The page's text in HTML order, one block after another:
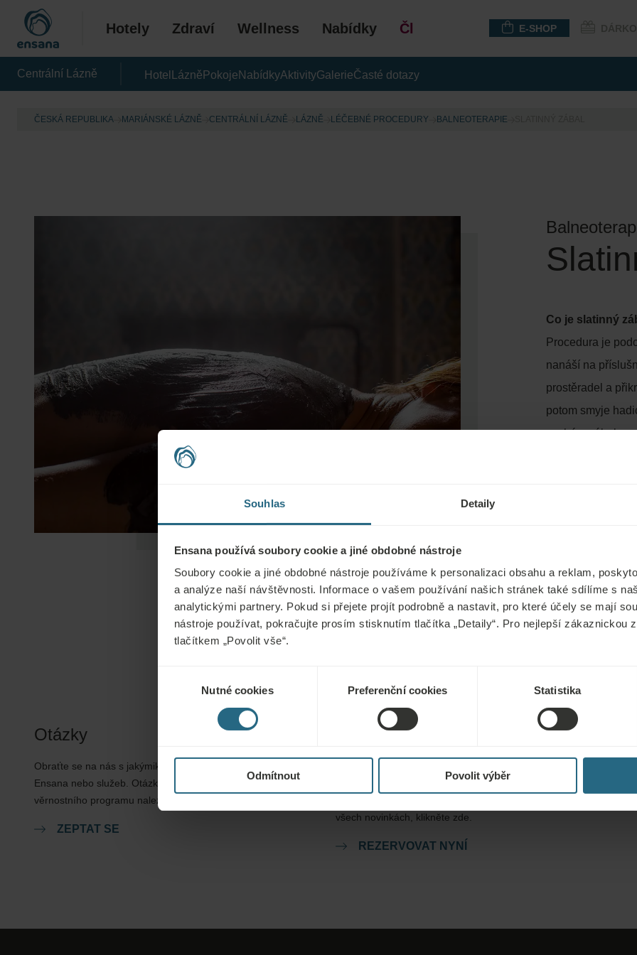
Souhlas Detaily
Ensana používá soubory cookie a jiné obdobné nástroje
Soubory cookie a jiné obdobné nástroje používáme k personalizaci obsahu a reklam,
a analýze naší návštěvnosti. Informace o vašem používání našich stránek také sdílíme s
analytickými partnery. Pokud si přejete projít podrobně a nastavit, pro které účely se mají
nástroje používat, pokračujte prosím stisknutím tlačítka „Detaily“. Pro nejlepší zákaznickou
tlačítkem „Povolit vše“.
Nutné cookies Preferenční cookies Statistika
Odmítnout Povolit výběr
Hotely Zdraví Wellness Nabídky Členství E-SHOP
Centrální Lázně Hotel Lázně Pokoje NabídkyAktivityGalerieČasté dotazy
ČESKÁ REPUBLIKA MARIÁNSKÉ LÁZNĚ CENTRÁLNÍ LÁZNĚ LÁZNĚ LÉČEBNÉ PROCEDURY BALNEOTERAPIE
Co je slatinný
Procedura je
nanáší na
prostěradel a
potom smyje
suchém zábalu.
Teplo ze slatiny
a pojivovou
se proto hodí
Lékařský
Otázky
Obraťte se na nás s jakýmikoli dotazy ohledně našich hotelů
Ensana nebo služeb. Otázky a odpovědi týkající se našeho
věrnostního programu naleznete zde.
ZEPTAT SE
Rezervace
chcete připojit k našemu věrnostnímu programu a získat další
všech novinkách, klikněte zde.
REZERVOVAT NYNÍ